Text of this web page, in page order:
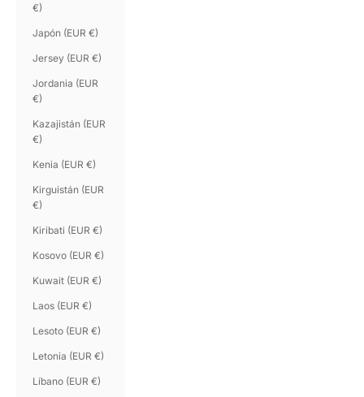
€)
Japón (EUR €)
Jersey (EUR €)
Jordania (EUR
€)
Kazajistán (EUR
€)
Kenia (EUR €)
Kirguistán (EUR
€)
Kiribati (EUR €)
Kosovo (EUR €)
Kuwait (EUR €)
Laos (EUR €)
Lesoto (EUR €)
Letonia (EUR €)
Líbano (EUR €)